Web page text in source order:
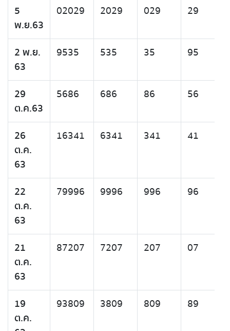
5
พ.ย.63
02029 2029 029 29
2 พ.ย.
63
9535 535 35 95
29
ต.ค.63
5686 686 86 56
26
ต.ค.
63
16341 6341 341 41
22
ต.ค.
63
79996 9996 996 96
21
ต.ค.
63
87207 7207 207 07
19
ต.ค.
93809 3809 809 89